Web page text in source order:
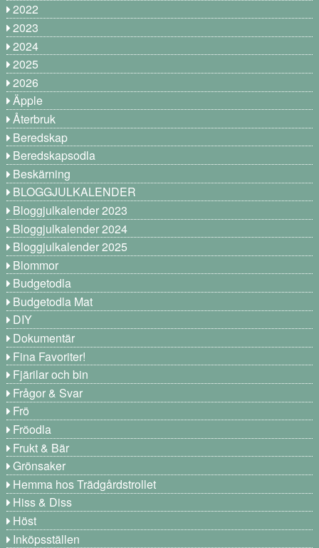
2022
2023
2024
2025
2026
Äpple
Återbruk
Beredskap
Beredskapsodla
Beskärning
BLOGGJULKALENDER
Bloggjulkalender 2023
Bloggjulkalender 2024
Bloggjulkalender 2025
Blommor
Budgetodla
Budgetodla Mat
DIY
Dokumentär
Fina Favoriter!
Fjärilar och bin
Frågor & Svar
Frö
Fröodla
Frukt & Bär
Grönsaker
Hemma hos Trädgårdstrollet
Hiss & Diss
Höst
Inköpsställen